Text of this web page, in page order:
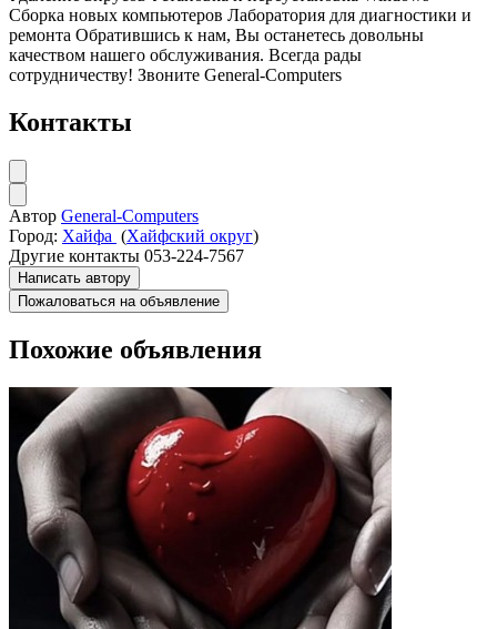
Сборка новых компьютеров Лаборатория для диагностики и
ремонта Обратившись к нам, Вы останетесь довольны
качеством нашего обслуживания. Всегда рады
сотрудничеству! Звоните General-Computers
Контакты
Автор General-Computers
Город: Хайфа (Хайфский округ)
Другие контакты 053-224-7567
Написать автору
Пожаловаться на объявление
Похожие объявления